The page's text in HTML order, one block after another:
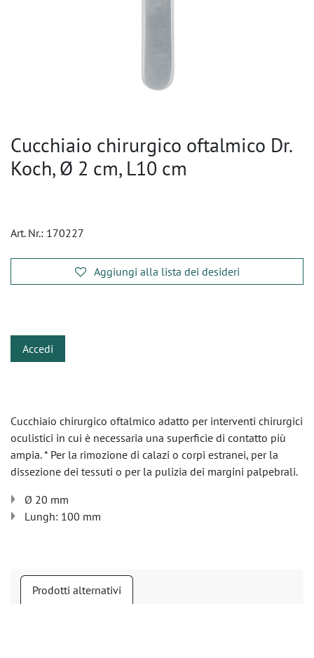
Cucchiaio chirurgico oftalmico Dr.
Koch, Ø 2 cm, L10 cm
Art. Nr.: 170227
Aggiungi alla lista dei desideri
Accedi
Cucchiaio chirurgico oftalmico adatto per interventi chirurgici
oculistici in cui è necessaria una superficie di contatto più
ampia. * Per la rimozione di calazi o corpi estranei, per la
dissezione dei tessuti o per la pulizia dei margini palpebrali.
Ø 20 mm
Lungh: 100 mm
Prodotti alternativi